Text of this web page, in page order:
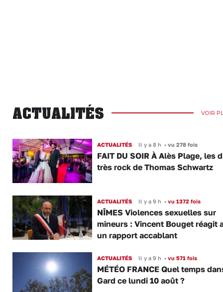
ACTUALITÉS VOIR
ACTUALITÉS Il y a 8 h •vu 278 fois
FAIT DU SOIR À Alès Plage, les
très rock de Thomas Schwartz
ACTUALITÉS Il y a 9 h •vu 1372 fois
NÎMES Violences sexuelles sur
mineurs : Vincent Bouget réagit
un rapport accablant
ACTUALITÉS Il y a 9 h •vu 571 fois
MÉTÉO FRANCE Quel temps
Gard ce lundi 10 août ?